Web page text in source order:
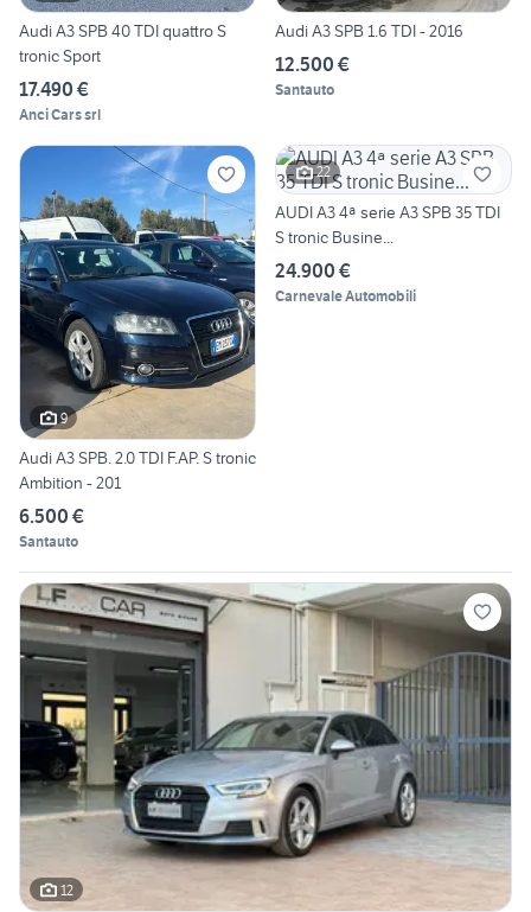
Audi A3 SPB 40 TDI quattro S
tronic Sport
17.490 €
Anci Cars srl
Audi A3 SPB 1.6 TDI - 2016
12.500 €
Santauto
9
Audi A3 SPB. 2.0 TDI F.AP. S tronic
Ambition - 201
6.500 €
Santauto
22
AUDI A3 4ª serie A3 SPB 35 TDI
S tronic Busine...
24.900 €
Carnevale Automobili
12